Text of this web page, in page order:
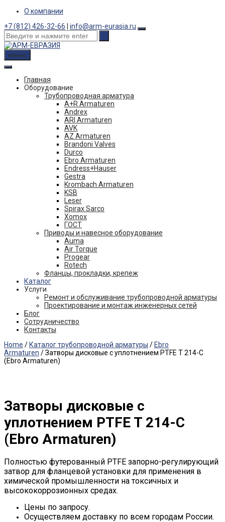
Skip
content
О компании
+7 (812) 426-32-66
info@arm-eurasia.ru
меню
Главная
Оборудование
Трубопроводная арматура
A+R Armaturen
Andrex
ARI Armaturen
AVK
AZ Armaturen
Brandoni Valves
Durco
Ebro Armaturen
Endress+Hauser
Gestra
Krombach Armaturen
KSB
Leser
Spirax Sarco
Xomox
ГОСТ
Приводы и навесное оборудование
Auma
Air Torque
Progear
Rotech
Фланцы, прокладки, крепеж
Каталог
Услуги
Ремонт и обслуживание трубопроводной арматуры
Проектирование и монтаж инженерных сетей
Блог
Сотрудничество
Контакты
Home / Каталог трубопроводной арматуры / Ebro
Armaturen / Затворы дисковые с уплотнением PTFE T 214-C
(Ebro Armaturen)
Затворы дисковые с
уплотнением PTFE T 214-C
(Ebro Armaturen)
Полностью футерованный PTFE запорно-регулирующий
затвор для фланцевой установки для применения в
химической промышленности на токсичных и
высококоррозионных средах.
Цены по запросу.
Осуществляем доставку по всем городам России.